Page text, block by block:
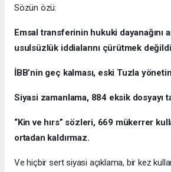
Sözün özü:
Emsal transferinin hukuki dayanağını
usulsüzlük iddialarını çürütmek
İBB’nin geç kalması, eski Tuzla
Siyasi zamanlama, 884 eksik dosyayı
“Kin ve hırs” sözleri, 669 mükerrer
ortadan kaldırmaz.
Ve hiçbir sert siyasi açıklama, bir kez